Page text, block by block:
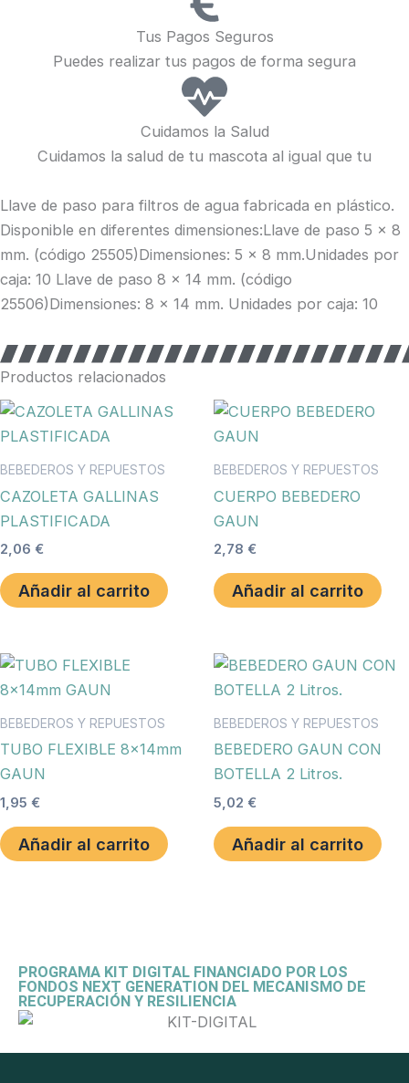
Tus Pagos Seguros
Puedes realizar tus pagos de forma segura
Cuidamos la Salud
Cuidamos la salud de tu mascota al igual que tu
Llave de paso para filtros de agua fabricada en plástico.
Disponible en diferentes dimensiones:Llave de paso 5 x 8
mm. (código 25505)Dimensiones: 5 x 8 mm.Unidades por
caja: 10 Llave de paso 8 x 14 mm. (código
25506)Dimensiones: 8 x 14 mm. Unidades por caja: 10
Productos relacionados
BEBEDEROS Y REPUESTOS
CAZOLETA GALLINAS
PLASTIFICADA
2,06 €
Añadir al carrito
BEBEDEROS Y REPUESTOS
CUERPO BEBEDERO
GAUN
2,78 €
Añadir al carrito
BEBEDEROS Y REPUESTOS
TUBO FLEXIBLE 8x14mm
GAUN
1,95 €
Añadir al carrito
BEBEDEROS Y REPUESTOS
BEBEDERO GAUN CON
BOTELLA 2 Litros.
5,02 €
Añadir al carrito
PROGRAMA KIT DIGITAL FINANCIADO POR LOS
FONDOS NEXT GENERATION DEL MECANISMO DE
RECUPERACIÓN Y RESILIENCIA